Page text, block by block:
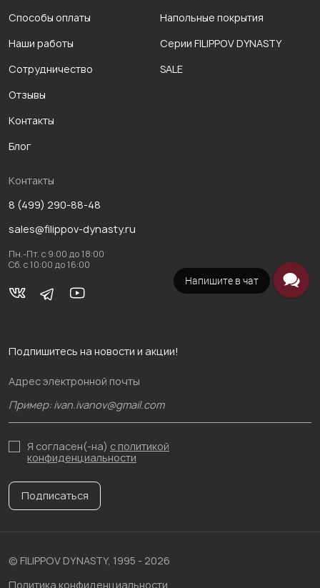
Способы оплаты
Наши работы
Сотрудничество
Отзывы
Контакты
Блог
Напольные покрытия
Серии FILIPPOV DYNASTY
SALE
Контакты
8 (499) 290-88-48
sales@filippov-dynasty.ru
Пн.-Пт. с 9:00 до 18:00
Сб. с 10:00 до 16:00
Подпишитесь на новости и акции!
Адрес электронной почты
Я согласен(-на) с политикой
конфиденциальности
Подписаться
© FILIPPOV DYNASTY, 1995 - 2026
Политика конфиденциальности
Напишите в чат